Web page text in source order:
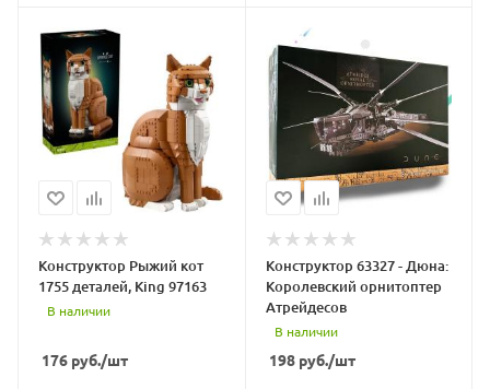
Конструктор Рыжий кот
1755 деталей, King 97163
В наличии
176 руб./шт
Конструктор 63327 - Дюна:
Королевский орнитоптер
Атрейдесов
В наличии
198руб./шт